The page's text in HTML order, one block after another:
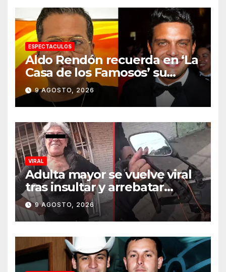
embarque
ESPECTACULOS
Aldo Rendón recuerda en ‘La
Casa de los Famosos’ su
encuentro con Luis Miguel
9 AGOSTO, 2026
VIRAL
Adulta mayor se vuelve viral
tras insultar y arrebatar
celular a repartidor
9 AGOSTO, 2026